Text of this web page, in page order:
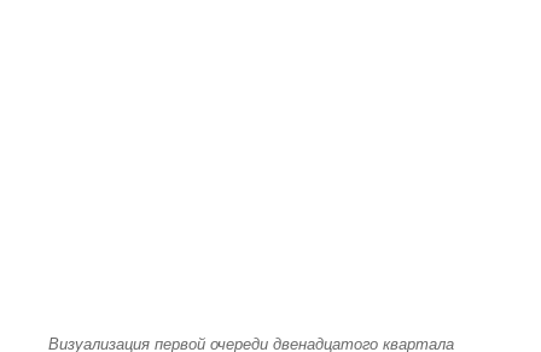
Визуализация первой очереди двенадцатого квартала